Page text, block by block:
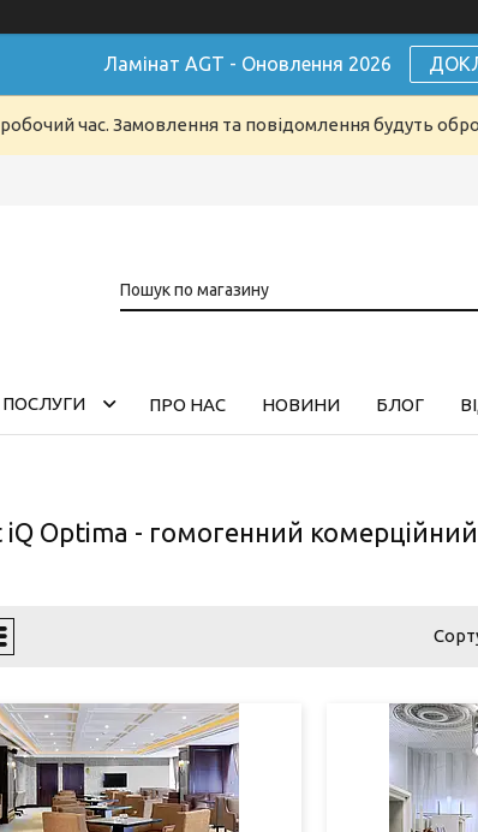
Ламінат AGT - Оновлення 2026
час. Замовлення та повідомлення будуть
ПОСЛУГИ ПРО НАС НОВИНИ БЛОГ
Optima - гомогенний